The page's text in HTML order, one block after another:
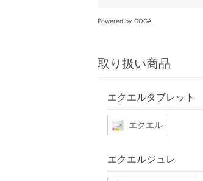
Powered by GOGA
取り扱い商品
エクエルタブレット
エクエル
エクエルジュレ